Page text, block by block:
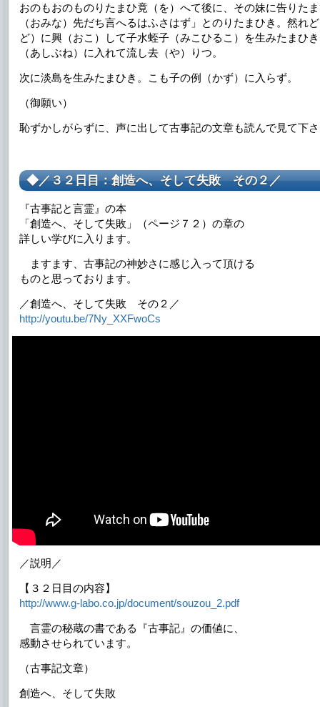
おのもおのものりたまひ竟（を）へて後に、その妹に告りた
（おみな）先だち言へるはふさはず」とのりたまひき。然れ
ど）に興（おこ）して子水蛭子（みこひるこ）を生みたまひ
（あしぶね）に入れて流し去（や）りつ。
次に淡島を生みたまひき。こも子の例（かず）に入らず。
（御願い）
恥ずかしがらずに、声に出して古事記の文章も読んで見て下
◆／３２日目：創造へ、そして失敗 その２／
『古事記と言霊』の本
「創造へ、そして失敗」（ページ７２）の章の
詳しい学びに入ります。
ますます、古事記の神妙さに感じ入って頂ける
ものと思っております。
／創造へ、そして失敗 その２／
http://youtu.be/7Ny_XXFwoCs
／説明／
【３２日目の内容】
http://www.g-labo.co.jp/document/souzou_2.pdf
言霊の秘蔵の書である『古事記』の価値に、
感動させられています。
（古事記文章）
創造へ、そして失敗